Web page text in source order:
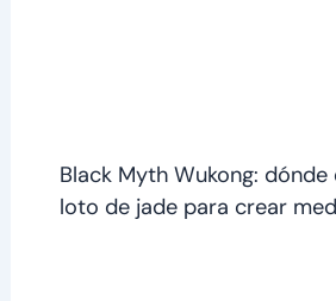
Black Myth Wukong: dónde
loto de jade para crear